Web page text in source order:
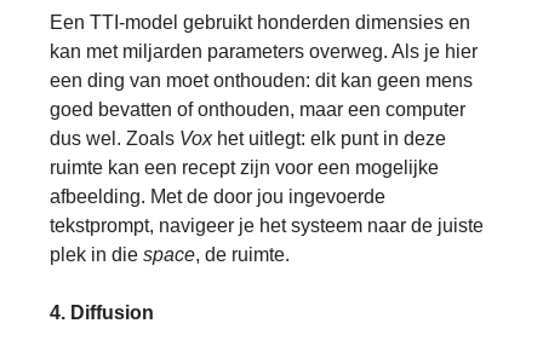
Een TTI-model gebruikt honderden dimensies en
kan met miljarden parameters overweg. Als je hier
een ding van moet onthouden: dit kan geen mens
goed bevatten of onthouden, maar een computer
dus wel. Zoals Voxhet uitlegt: elk punt in deze
ruimte kan een recept zijn voor een mogelijke
afbeelding. Met de door jou ingevoerde
tekstprompt, navigeer je het systeem naar de juiste
plek in die space, de ruimte.
4. Diffusion